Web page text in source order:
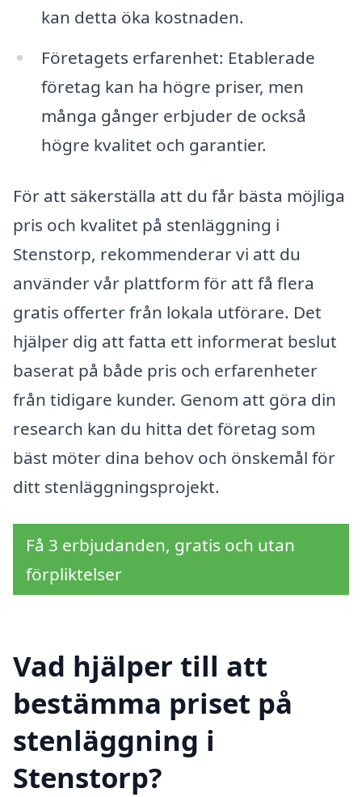
kan detta öka kostnaden.
Företagets erfarenhet: Etablerade
företag kan ha högre priser, men
många gånger erbjuder de också
högre kvalitet och garantier.
För att säkerställa att du får bästa möjliga
pris och kvalitet på stenläggning i
Stenstorp, rekommenderar vi att du
använder vår plattform för att få flera
gratis offerter från lokala utförare. Det
hjälper dig att fatta ett informerat beslut
baserat på både pris och erfarenheter
från tidigare kunder. Genom att göra din
research kan du hitta det företag som
bäst möter dina behov och önskemål för
ditt stenläggningsprojekt.
Få 3 erbjudanden, gratis och utan
förpliktelser
Vad hjälper till att
bestämma priset på
stenläggning i
Stenstorp?